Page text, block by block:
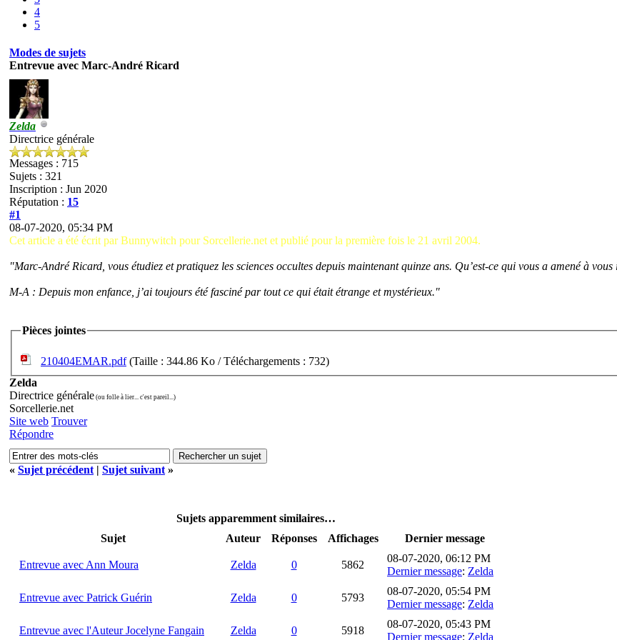
4
5
Modes de sujets
Entrevue avec Marc-André Ricard
Zelda
Directrice générale
Messages : 715
Sujets : 321
Inscription : Jun 2020
Réputation : 15
#1
08-07-2020, 05:34 PM
Cet article a été écrit par Bunnywitch pour Sorcellerie.net et publié pour la première fois le 21 avril 2004.
"Marc-André Ricard, vous étudiez et pratiquez les sciences occultes depuis maintenant quinze ans. Qu’est-ce qui vous a amené à
M-A : Depuis mon enfance, j’ai toujours été fasciné par tout ce qui était étrange et mystérieux."
Pièces jointes
210404EMAR.pdf(Taille : 344.86 Ko / Téléchargements : 732)
Zelda
Directrice générale (ou folle à lier... c'est pareil...)
Sorcellerie.net
Site web Trouver
Répondre
« Sujet précédent | Sujet suivant »
Sujets apparemment similaires…
Sujet
Auteur Réponses Affichages Dernier message
Entrevue avec Ann Moura Zelda 0 5862
08-07-2020, 06:12 PM
Dernier message: Zelda
Entrevue avec Patrick Guérin Zelda 0 5793
08-07-2020, 05:54 PM
Dernier message: Zelda
Entrevue avec l'Auteur Jocelyne Fangain Zelda 0 5918
08-07-2020, 05:43 PM
Dernier message: Zelda